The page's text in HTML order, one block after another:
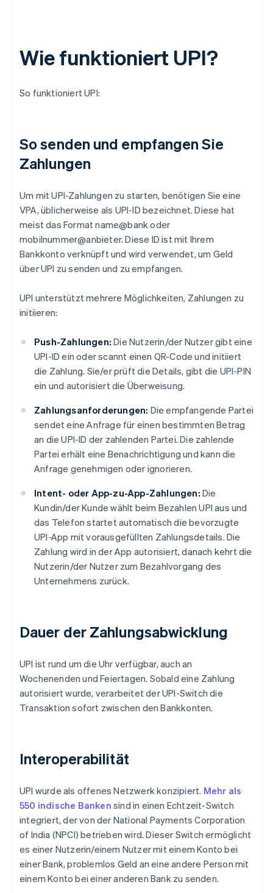
Wie funktioniert UPI?
So funktioniert UPI:
So senden und empfangen Sie
Zahlungen
Um mit UPI-Zahlungen zu starten, benötigen Sie eine
VPA, üblicherweise als UPI-ID bezeichnet. Diese hat
meist das Format name@bank oder
mobilnummer@anbieter. Diese ID ist mit Ihrem
Bankkonto verknüpft und wird verwendet, um Geld
über UPI zu senden und zu empfangen.
UPI unterstützt mehrere Möglichkeiten, Zahlungen zu
initiieren:
Push-Zahlungen: Die Nutzerin/der Nutzer gibt eine
UPI-ID ein oder scannt einen QR-Code und initiiert
die Zahlung. Sie/er prüft die Details, gibt die UPI-PIN
ein und autorisiert die Überweisung.
Zahlungsanforderungen: Die empfangende Partei
sendet eine Anfrage für einen bestimmten Betrag
an die UPI-ID der zahlenden Partei. Die zahlende
Partei erhält eine Benachrichtigung und kann die
Anfrage genehmigen oder ignorieren.
Intent- oder App-zu-App-Zahlungen: Die
Kundin/der Kunde wählt beim Bezahlen UPI aus und
das Telefon startet automatisch die bevorzugte
UPI-App mit vorausgefüllten Zahlungsdetails. Die
Zahlung wird in der App autorisiert, danach kehrt die
Nutzerin/der Nutzer zum Bezahlvorgang des
Unternehmens zurück.
Dauer der Zahlungsabwicklung
UPI ist rund um die Uhr verfügbar, auch an
Wochenenden und Feiertagen. Sobald eine Zahlung
autorisiert wurde, verarbeitet der UPI-Switch die
Transaktion sofort zwischen den Bankkonten.
Interoperabilität
UPI wurde als offenes Netzwerk konzipiert. Mehr als
550 indische Banken sind in einen Echtzeit-Switch
integriert, der von der National Payments Corporation
of India (NPCI) betrieben wird. Dieser Switch ermöglicht
es einer Nutzerin/einem Nutzer mit einem Konto bei
einer Bank, problemlos Geld an eine andere Person mit
einem Konto bei einer anderen Bank zu senden.